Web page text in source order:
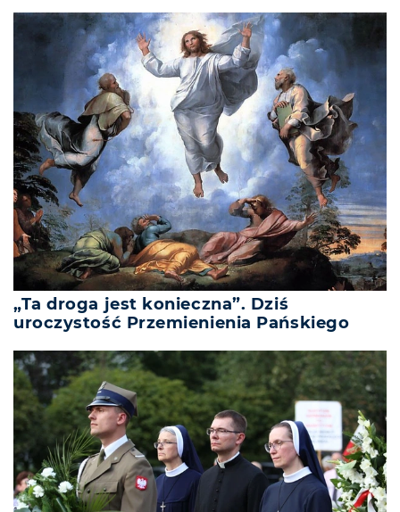
„Ta droga jest konieczna”. Dziś
uroczystość Przemienienia Pańskiego